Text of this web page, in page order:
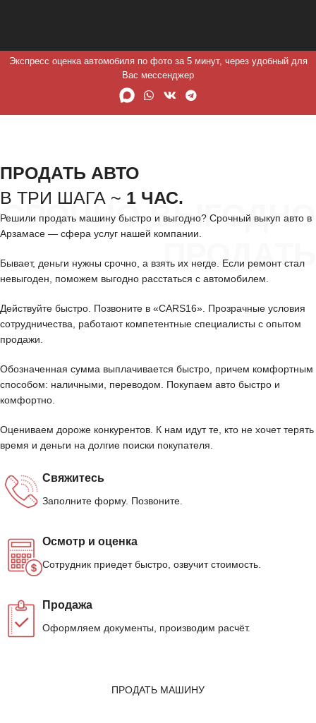
Экспресс оценка автомобиля по фото за 5 минут, через удобный для
Вас мессенджер
СРОЧНО ВЫГОДНО
ПРОДАТЬ
ПРОДАТЬ АВТО
В ТРИ ШАГА ~ 1 ЧАС.
Решили продать машину быстро и выгодно? Срочный выкуп авто в
Арзамасе — сфера услуг нашей компании.
Бывает, деньги нужны срочно, а взять их негде. Если ремонт стал
невыгоден, поможем выгодно расстаться с автомобилем.
Действуйте быстро. Позвоните в «CARS16». Прозрачные условия
сотрудничества, работают компетентные специалисты с опытом
продажи.
Обозначенная сумма выплачивается быстро, причем комфортным
способом: наличными, переводом. Покупаем авто быстро и
комфортно.
Оцениваем дороже конкурентов. К нам идут те, кто не хочет терять
время и деньги на долгие поиски покупателя.
Свяжитесь
Заполните форму. Позвоните.
Осмотр и оценка
Сотрудник приедет быстро, озвучит стоимость.
Продажа
Оформляем документы, производим расчёт.
ПРОДАТЬ МАШИНУ